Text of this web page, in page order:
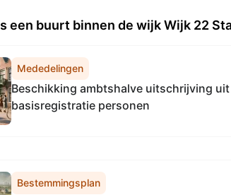
een buurt binnen de wijk Wijk 22
Mededelingen
Beschikking ambtshalve uitschrijving
basisregistratie personen
Bestemmingsplan